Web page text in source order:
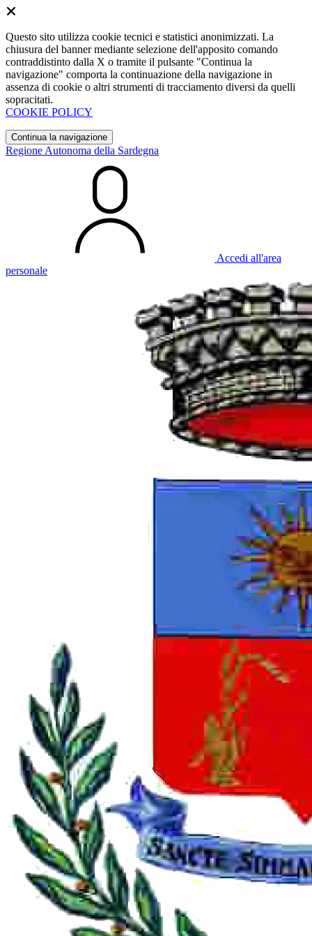
Questo sito utilizza cookie tecnici e statistici anonimizzati. La
chiusura del banner mediante selezione dell'apposito comando
contraddistinto dalla X o tramite il pulsante "Continua la
navigazione" comporta la continuazione della navigazione in
assenza di cookie o altri strumenti di tracciamento diversi da quelli
sopracitati.
COOKIE POLICY
Continua la navigazione
Regione Autonoma della Sardegna
Accedi all'area
personale